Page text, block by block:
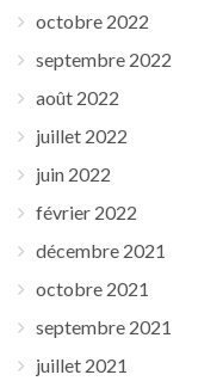
octobre 2022
septembre 2022
août 2022
juillet 2022
juin 2022
février 2022
décembre 2021
octobre 2021
septembre 2021
juillet 2021